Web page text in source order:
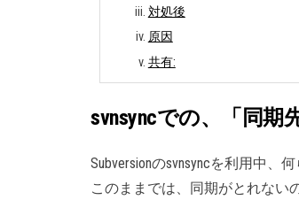
対処後
原因
共有:
svnsyncでの、「同
Subversionのsvnsyncを利用中
このままでは、同期がとれない